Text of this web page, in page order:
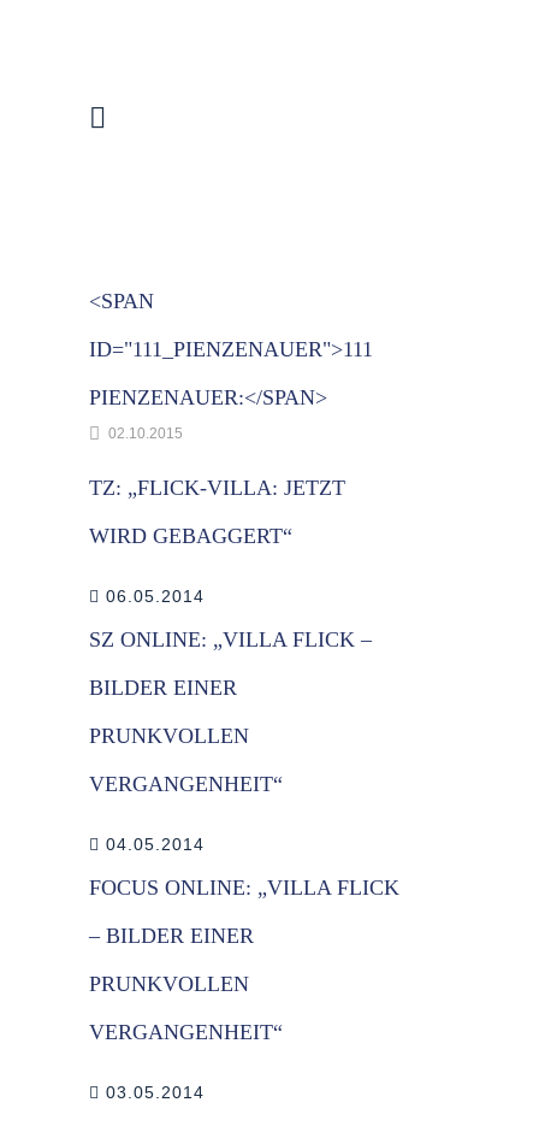
<SPAN
ID="111_PIENZENAUER">111
PIENZENAUER:</SPAN>
02.10.2015
TZ: „FLICK-VILLA: JETZT
WIRD GEBAGGERT“
06.05.2014
SZ ONLINE: „VILLA FLICK –
BILDER EINER
PRUNKVOLLEN
VERGANGENHEIT“
04.05.2014
FOCUS ONLINE: „VILLA FLICK
– BILDER EINER
PRUNKVOLLEN
VERGANGENHEIT“
03.05.2014